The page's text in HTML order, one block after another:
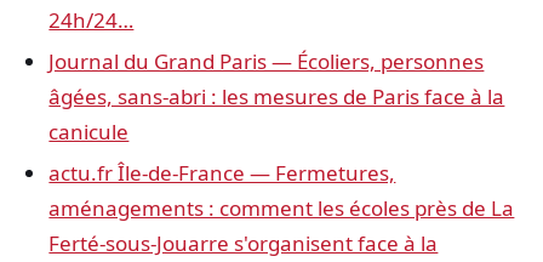
24h/24…
Journal du Grand Paris — Écoliers, personnes
âgées, sans-abri : les mesures de Paris face à la
canicule
actu.fr Île-de-France — Fermetures,
aménagements : comment les écoles près de La
Ferté-sous-Jouarre s'organisent face à la